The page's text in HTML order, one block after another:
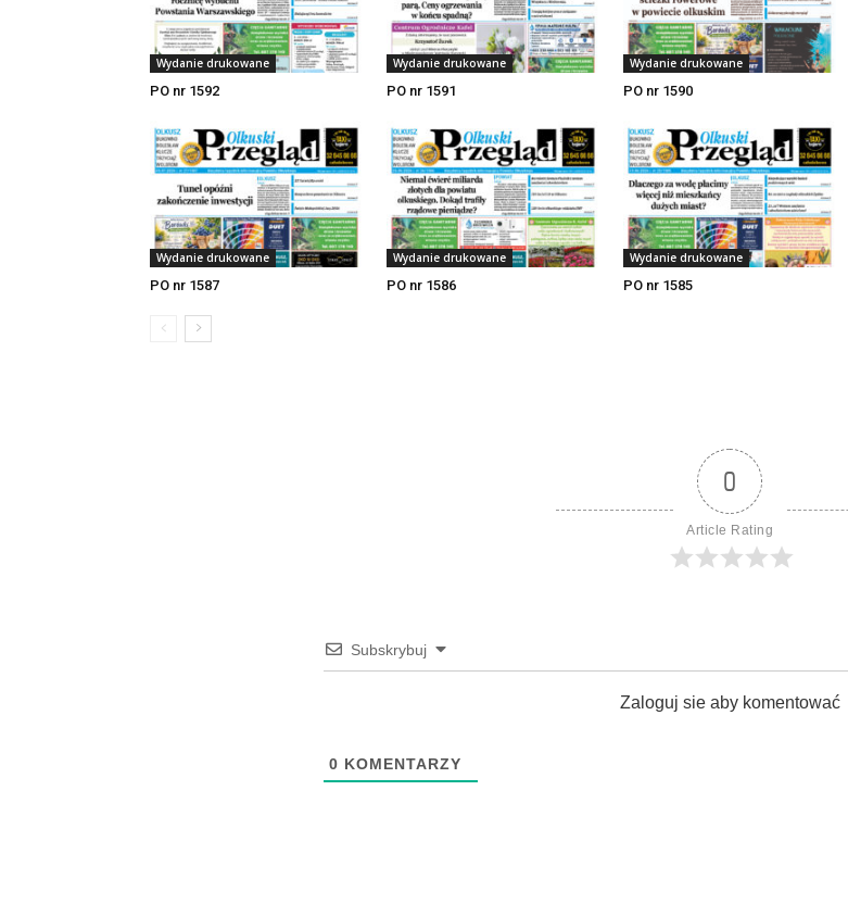
Wydanie drukowane
PO nr 1592
Wydanie drukowane
PO nr 1591
Wydanie drukowane
PO nr 1590
Wydanie drukowane
PO nr 1587
Wydanie drukowane
PO nr 1586
Wydanie drukowane
PO nr 1585
0
Article Rating
Subskrybuj
Zaloguj sie aby komentować
0 KOMENTARZY